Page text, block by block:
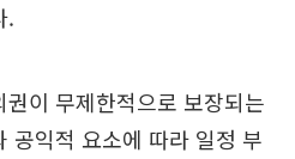
.
이 무제한적으로 보장되는
공익적 요소에 따라 일정 부